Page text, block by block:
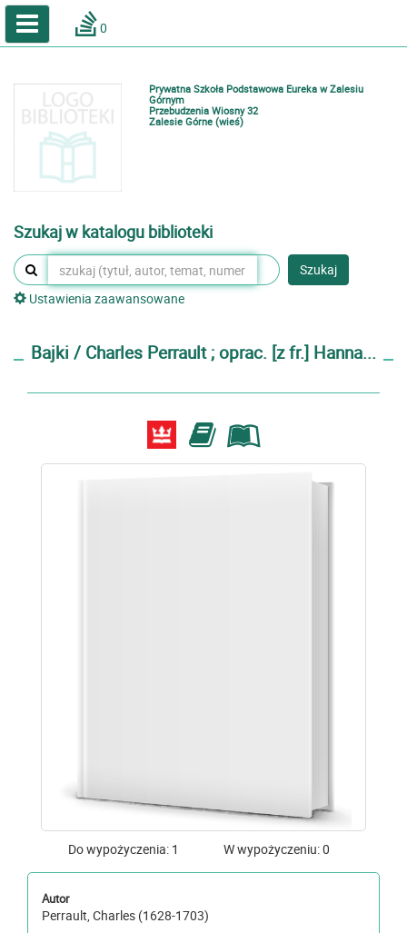
Katalog online biblioteki szkolnej
0
Prywatna Szkoła Podstawowa Eureka w Zalesiu
Górnym
Przebudzenia Wiosny 32
Zalesie Górne (wieś)
Szukaj w katalogu biblioteki
Szukaj
Ustawienia zaawansowane
Bajki / Charles Perrault ; oprac. [z fr.] Hanna...
Do wypożyczenia: 1 W wypożyczeniu: 0
Autor
Perrault, Charles (1628-1703)